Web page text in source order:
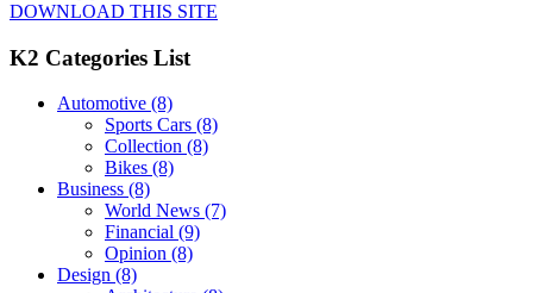
DOWNLOAD THIS SITE
K2 Categories List
Automotive (8)
Sports Cars (8)
Collection (8)
Bikes (8)
Business (8)
World News (7)
Financial (9)
Opinion (8)
Design (8)